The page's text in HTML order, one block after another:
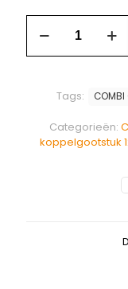
Categorieën:
koppelgootstuk
Tags: COMBI